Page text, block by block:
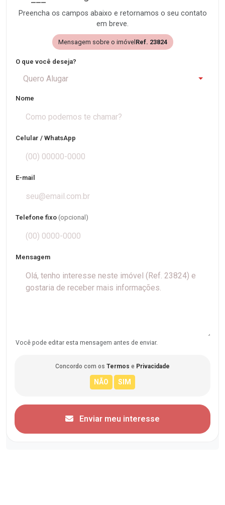
Preencha os campos abaixo e retornamos o seu contato
em breve.
Mensagem sobre o imóvel Ref. 23824
O que você deseja?
Quero Alugar
Nome
Celular / WhatsApp
E-mail
Telefone fixo (opcional)
Mensagem
Você pode editar esta mensagem antes de enviar.
Concordo com os Termos e Privacidade
Enviar meu interesse